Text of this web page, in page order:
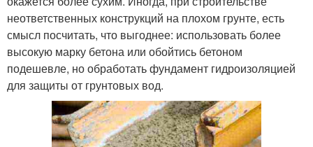
неответственных конструкций на плохом грунте, есть
смысл посчитать, что выгоднее: использовать более
высокую марку бетона или обойтись бетоном
подешевле, но обработать фундамент гидроизоляцией
для защиты от грунтовых вод.